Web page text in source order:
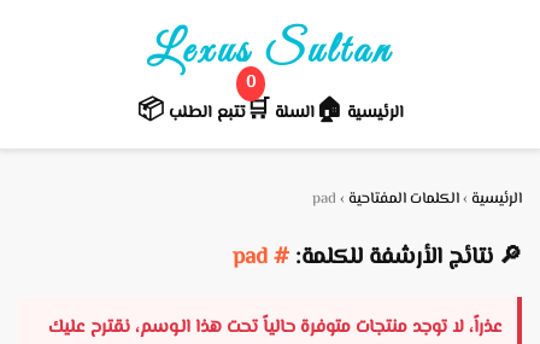
Lexus Sultan
الرئيسية 🏠السلة 🛒️
0
تتبع الطلب📦
الرئيسية ›الكلمات المفتاحية ›
pad
🔎 نتائج الأرشفة للكلمة: # pad
عذراً، لا توجد منتجات متوفرة حالياً تحت هذا الـوسم، نقترح عليك